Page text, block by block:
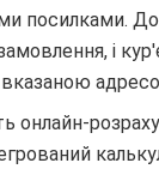
посилками.
і
онлайн-